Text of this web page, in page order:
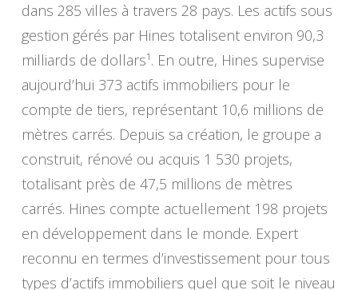
dans 285 villes à travers 28 pays. Les actifs sous
gestion gérés par Hines totalisent environ 90,3
milliards de dollars¹. En outre, Hines supervise
aujourd’hui 373 actifs immobiliers pour le
compte de tiers, représentant 10,6 millions de
mètres carrés. Depuis sa création, le groupe a
construit, rénové ou acquis 1 530 projets,
totalisant près de 47,5 millions de mètres
carrés. Hines compte actuellement 198 projets
en développement dans le monde. Expert
reconnu en termes d’investissement pour tous
types d’actifs immobiliers quel que soit le niveau